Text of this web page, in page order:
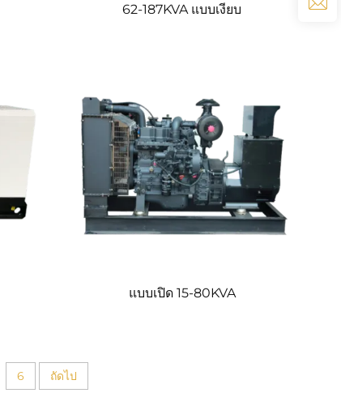
62-187KVA แบบเงียบ
แบบเปิด 15-80KVA
6 ถัดไป